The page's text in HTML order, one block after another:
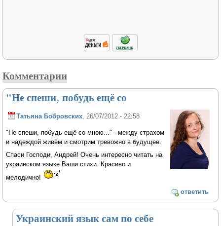
Комментарии
"Не спеши, побудь ещё со
Татьяна Бобровских , 26/07/2012 - 22:58
"Не спеши, побудь ещё со мною..." - между страхом
и надеждой живём и смотрим тревожно в будущее.
Спаси Господи, Андрей! Очень интересно читать на
украинском языке Ваши стихи. Красиво и
мелодично!
ответить
Украинский язык сам по себе